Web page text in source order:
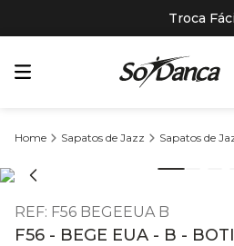
Troca
Sapatos de Jazz Sapatos de
REF: F56 BEGEEUA B
F56 - BEGE EUA - B -